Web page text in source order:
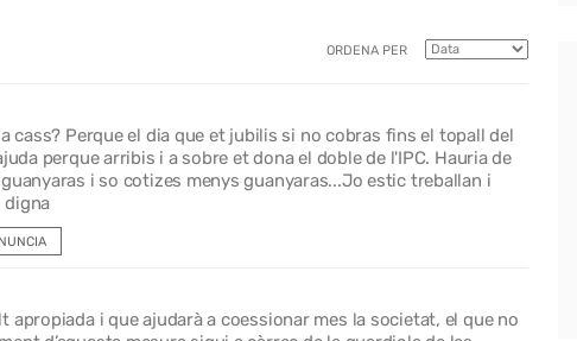
ORDENA PER
cass? Perque el dia que et jubilis si no cobras fins el topall del
perque arribis i a sobre et dona el doble de l'IPC. Hauria de
i so cotizes menys guanyaras...Jo estic treballan i
digna
apropiada i que ajudarà a coessionar mes la societat, el que no